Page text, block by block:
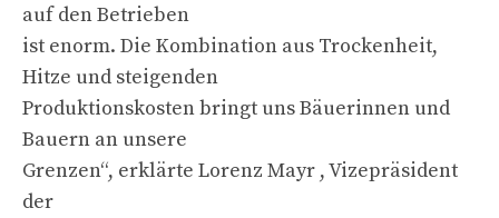
auf den Betrieben
ist enorm. Die Kombination aus Trockenheit,
Hitze und steigenden
Produktionskosten bringt uns Bäuerinnen und
Bauern an unsere
Grenzen“, erklärte Lorenz Mayr , Vizepräsident
der